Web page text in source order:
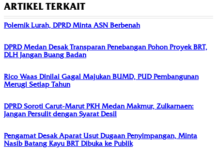
ARTIKEL TERKAIT
Polemik Lurah, DPRD Minta ASN Berbenah
DPRD Medan Desak Transparan Penebangan Pohon Proyek BRT,
DLH Jangan Buang Badan
Rico Waas Dinilai Gagal Majukan BUMD, PUD Pembangunan
Merugi Setiap Tahun
DPRD Soroti Carut-Marut PKH Medan Makmur, Zulkarnaen:
Jangan Persulit dengan Syarat Desil
Pengamat Desak Aparat Usut Dugaan Penyimpangan, Minta
Nasib Batang Kayu BRT Dibuka ke Publik